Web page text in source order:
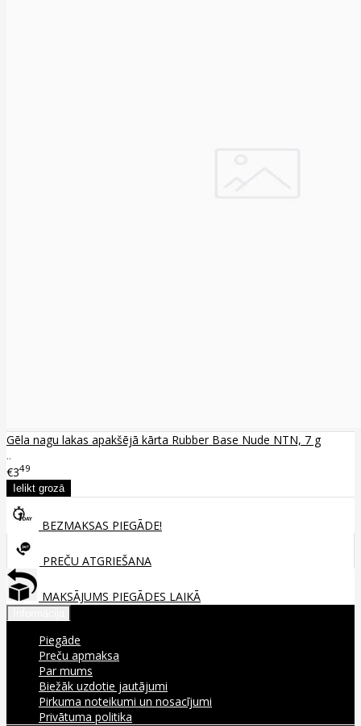
Gēla nagu lakas apakšējā kārta Rubber Base Nude NTN, 7 g
..
€349
BEZMAKSAS PIEGĀDE!
PREČU ATGRIEŠANA
MAKSĀJUMS PIEGĀDES LAIKĀ
Piegāde
Preču apmaksa
Par mums
Biežāk uzdotie jautājumi
Pirkuma noteikumi un nosacījumi
Privātuma politika